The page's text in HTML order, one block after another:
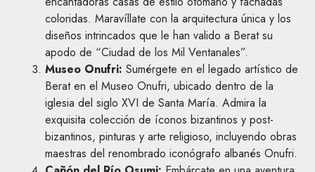
coloridas. Maravíllate con la arquitectura única y los
diseños intrincados que le han valido a Berat su
apodo de “Ciudad de los Mil Ventanales”.
Museo Onufri: Sumérgete en el legado artístico de
Berat en el Museo Onufri, ubicado dentro de la
iglesia del siglo XVI de Santa María. Admira la
exquisita colección de íconos bizantinos y post-
bizantinos, pinturas y arte religioso, incluyendo obras
maestras del renombrado iconógrafo albanés Onufri.